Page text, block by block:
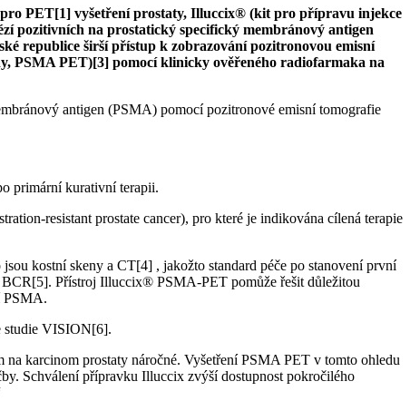
PET[1] vyšetření prostaty, Illuccix® (kit pro přípravu injekce
pozitivních na prostatický specifický membránový antigen
republice širší přístup k zobrazování pozitronovou emisní
PSMA PET)[3] pomocí klinicky ověřeného radiofarmaka na
antigen (PSMA) pomocí pozitronové emisní tomografie
primární kurativní terapii.
resistant prostate cancer), pro které je indikována cílená terapie
kostní skeny a CT[4] , jakožto standard péče po stanovení první
BCR[5]. Přístroj Illuccix® PSMA-PET pomůže řešit důležitou
PSMA.
studie VISION[6].
karcinom prostaty náročné. Vyšetření PSMA PET v tomto ohledu
Schválení přípravku Illuccix zvýší dostupnost pokročilého